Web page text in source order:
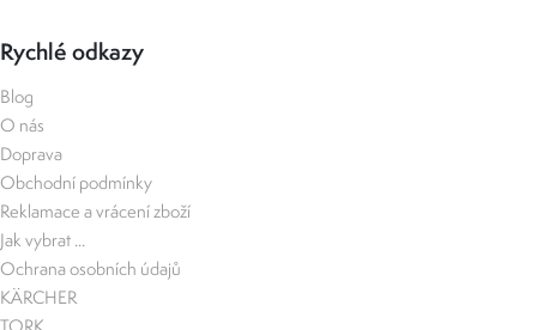
Rychlé odkazy
Blog
O nás
Doprava
Obchodní podmínky
Reklamace a vrácení zboží
Jak vybrat ...
Ochrana osobních údajů
KÄRCHER